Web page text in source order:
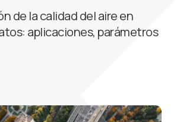
de la calidad del aire en
aplicaciones, parámetros